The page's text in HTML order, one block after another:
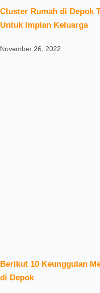
Cluster Rumah di Depok
Untuk Impian Keluarga
November 26, 2022
Berikut 10 Keunggulan
di Depok